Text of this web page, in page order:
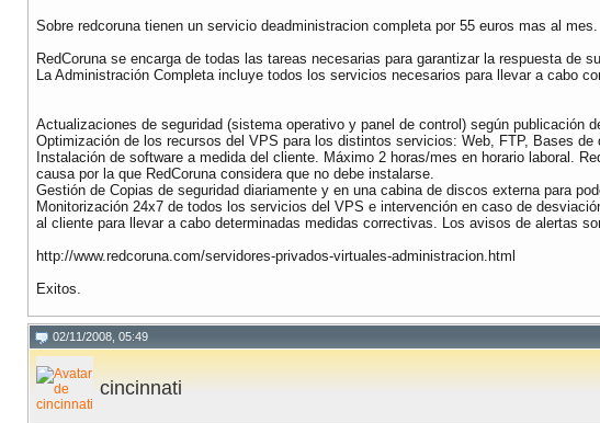
Sobre redcoruna tienen un servicio deadministracion completa por 55 euros mas al mes.
RedCoruna se encarga de todas las tareas necesarias para garantizar la respuesta de
La Administración Completa incluye todos los servicios necesarios para llevar a cabo
Actualizaciones de seguridad (sistema operativo y panel de control) según publicación
Optimización de los recursos del VPS para los distintos servicios: Web, FTP, Bases de
Instalación de software a medida del cliente. Máximo 2 horas/mes en horario laboral.
causa por la que RedCoruna considera que no debe instalarse.
Gestión de Copias de seguridad diariamente y en una cabina de discos externa para
Monitorización 24x7 de todos los servicios del VPS e intervención en caso de
al cliente para llevar a cabo determinadas medidas correctivas. Los avisos de alertas
http://www.redcoruna.com/servidores-privados-virtuales-administracion.html
Exitos.
02/11/2008, 05:49
cincinnati